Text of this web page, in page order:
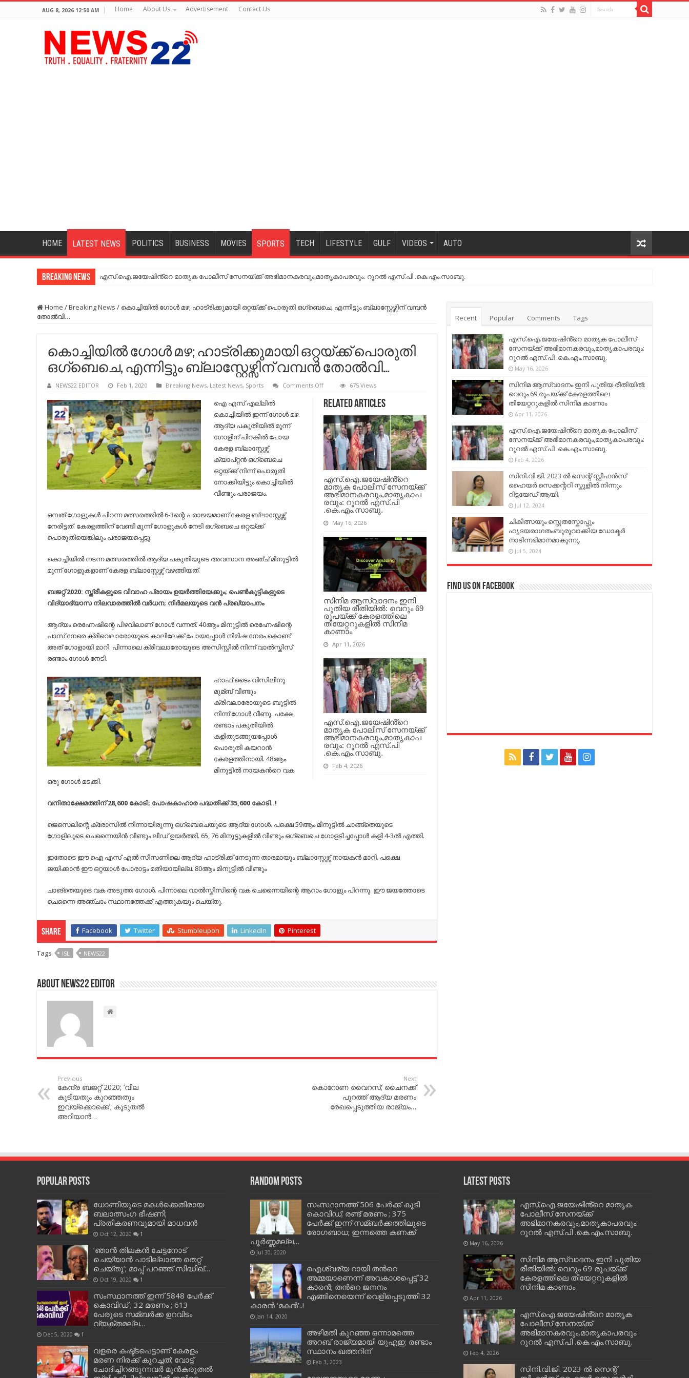
AUG 8, 2026 12:50 AM Home About Us Advertisement Contact Us
HOME LATEST NEWS POLITICS BUSINESS MOVIES SPORTS TECH LIFESTYLE GULF VIDEOS AUTO
Breaking News എസ്.ഐ.ജയേഷിൻ്റെ മാതൃക പോലീസ് സേനയ്ക്ക് അഭിമാനകരവും,മാതൃകാപരവും: റൂറൽ എസ്.പി .കെ.എം.സാബു.
Home /Breaking News / കൊച്ചിയില്‍ ഗോള്‍ മഴ; ഹാട്രിക്കുമായി ഒറ്റയ്ക്ക് പൊരുതി ഒഗ്ബെചെ, എന്നിട്ടും ബ്ലാസ്റ്റേഴ്സിന് വമ്പന്‍
തോല്‍വി…
കൊച്ചിയില്‍ ഗോള്‍ മഴ; ഹാട്രിക്കുമായി ഒറ്റയ്ക്ക് പൊരുതി
ഒഗ്ബെചെ, എന്നിട്ടും ബ്ലാസ്റ്റേഴ്സിന് വമ്പന്‍ തോല്‍വി…
NEWS22 EDITOR Feb 1, 2020 Breaking News, Latest News, Sports Comments Offon
ഗോള്‍
മഴ;
ഹാട്രിക്കുമായി
ഒറ്റയ്ക്ക്
പൊരുതി
ഒഗ്ബെചെ,
എന്നിട്ടും
ബ്ലാസ്റ്റേഴ്സിന്
വമ്പന്‍
തോല്‍വി…
675 Views
Related Articles
എസ്.ഐ.ജയേഷിൻ്റെ
മാതൃക പോലീസ് സേനയ്ക്ക്
അഭിമാനകരവും,മാതൃകാപ
രവും: റൂറൽ എസ്.പി
.കെ.എം.സാബു.
May 16, 2026
സിനിമ ആസ്വാദനം ഇനി
പുതിയ രീതിയിൽ: വെറും 69
രൂപയ്ക്ക് കേരളത്തിലെ
തിയേറ്ററുകളിൽ സിനിമ
കാണാം
Apr 11, 2026
എസ്.ഐ.ജയേഷിൻ്റെ
മാതൃക പോലീസ് സേനയ്ക്ക്
അഭിമാനകരവും,മാതൃകാപ
രവും: റൂറൽ എസ്.പി
.കെ.എം.സാബു.
Feb 4, 2026
ഐ എസ് എല്ലില്‍
കൊച്ചിയില്‍ ഇന്ന് ഗോള്‍ മഴ.
ആദ്യ പകുതിയില്‍ മൂന്ന്
ഗോളിന് പിറകില്‍ പോയ
കേരള ബ്ലാസ്റ്റേഴ്സ്
ക്യാപ്റ്റന്‍ ഒഗ്ബെചെ
ഒറ്റയ്ക്ക് നിന്ന് പൊരുതി
നോക്കിയിട്ടും കൊച്ചിയില്‍
വീണ്ടും പരാജയം.
ഒമ്പത് ഗോളുകള്‍ പിറന്ന മത്സരത്തില്‍ 6-3ന്റെ പരാജയമാണ് കേരള ബ്ലാസ്റ്റേഴ്സ്
നേരിട്ടത്. കേരളത്തിന് വേണ്ടി മൂന്ന് ഗോളുകള്‍ നേടി ഒഗ്ബെചെ ഒറ്റയ്ക്ക്
പൊരുതിയെങ്കിലും പരാജയപ്പെട്ടു.
കൊച്ചിയില്‍ നടന്ന മത്സരത്തില്‍ ആദ്യ പകുതിയുടെ അവസാന അഞ്ച് മിനുട്ടില്‍
മൂന്ന് ഗോളുകളാണ് കേരള ബ്ലാസ്റ്റേഴ്സ് വഴങ്ങിയത്.
ബജറ്റ് 2020: സ്ത്രീകളുടെ വിവാഹ പ്രായം ഉയര്‍ത്തിയേക്കും; പെണ്‍കുട്ടികളുടെ
വിദ്യാഭ്യാസ നിലവാരത്തില്‍ വര്‍ധന; നിര്‍മലയുടെ വന്‍ പ്രഖ്യാപനം
ആദ്യം രെഹ്നേഷിന്റെ പിഴവിലാണ് ഗോള്‍ വന്നത്. 40ആം മിനുട്ടില്‍ രെഹ്നേഷിന്റെ
പാസ് നേരെ ക്രിവെലാരോയുടെ കാലിലേക്ക് പോയപ്പോള്‍ നിമിഷ നേരം കൊണ്ട്
അത് ഗോളായി മാറി. പിന്നാലെ ക്രിവലാരോയുടെ അസിസ്റ്റില്‍ നിന്ന് വാല്‍സ്കിസ്
രണ്ടാം ഗോള്‍ നേടി.
ഹാഫ് ടൈം വിസിലിനു
മുമ്ബ് വീണ്ടും
ക്രിവലാരോയുടെ ബൂട്ടില്‍
നിന്ന് ഗോള്‍ വീണു. പക്ഷേ,
രണ്ടാം പകുതിയില്‍
കളിതുടങ്ങുയപ്പോള്‍
പൊരുതി കയറാന്‍
കേരളത്തിനായി. 48ആം
മിനുട്ടില്‍ നായകന്‍റെ വക
ഒരു ഗോള്‍ മടക്കി.
വനിതാക്ഷേമത്തിന് 28,600 കോടി; പോഷകാഹാര പദ്ധതിക്ക്​ 35,600 കോടി..!
ജെസെലിന്റെ ക്രോസില്‍ നിന്നായിരുന്നു ഒഗ്ബെചെയുടെ ആദ്യ ഗോള്‍. പക്ഷെ 59ആം മിനുട്ടില്‍ ചാങ്ങ്തെയുടെ
ഗോളിലൂടെ ചെന്നൈയിന്‍ വീണ്ടും ലീഡ് ഉയര്‍ത്തി. 65, 76 മിനുട്ടുകളില്‍ വീണ്ടും ഒഗ്ബെചെ ഗോളടിച്ചപ്പോള്‍ കളി 4-3ല്‍ എത്തി.
ഇതോടെ ഈ ഐ എസ് എല്‍ സീസണിലെ ആദ്യ ഹാട്രിക്ക് നേടുന്ന താരമായും ബ്ലാസ്റ്റേഴ്സ് നായകന്‍ മാറി. പക്ഷെ
ജയിക്കാന്‍ ഈ ഒറ്റയാള്‍ പോരാട്ടം മതിയായില്ല. 80ആം മിനുട്ടില്‍ വീണ്ടും
ചാങ്തെയുടെ വക അടുത്ത ഗോള്‍. പിന്നാലെ വാല്‍സ്കിസിന്റെ വക ചെന്നൈയിന്റെ ആറാം ഗോളും പിറന്നു. ഈ ജയത്തോടെ
ചെന്നൈ അഞ്ചാം സ്ഥാനത്തേക്ക് എത്തുകയും ചെയ്തു.
Share Facebook Twitter Stumbleupon LinkedIn Pinterest
Tags ISL NEWS22
About NEWS22 EDITOR
Previous
കേന്ദ്ര ബജറ്റ് 2020; ‘വില
കൂടിയതും കുറഞ്ഞതും
ഇവയ്ക്കൊക്കെ’; കൂടുതല്‍
അറിയാന്‍…
Next
കൊറോണ വൈറസ്; ചൈനക്ക്
പുറത്ത് ആദ്യ മരണം
രേഖപ്പെടുത്തിയ രാജ്യം…
Recent Popular Comments Tags
എസ്.ഐ.ജയേഷിൻ്റെ മാതൃക പോലീസ്
സേനയ്ക്ക് അഭിമാനകരവും,മാതൃകാപരവും:
റൂറൽ എസ്.പി .കെ.എം.സാബു.
May 16, 2026
സിനിമ ആസ്വാദനം ഇനി പുതിയ രീതിയിൽ:
വെറും 69 രൂപയ്ക്ക് കേരളത്തിലെ
തിയേറ്ററുകളിൽ സിനിമ കാണാം
Apr 11, 2026
എസ്.ഐ.ജയേഷിൻ്റെ മാതൃക പോലീസ്
സേനയ്ക്ക് അഭിമാനകരവും,മാതൃകാപരവും:
റൂറൽ എസ്.പി .കെ.എം.സാബു.
Feb 4, 2026
സിനി.വി.ജി. 2023 ൽ സെന്റ് സ്റ്റീഫൻസ്
ഹൈയർ സെക്കന്ററി സ്കൂളിൽ നിന്നും
റിട്ടയേഡ് ആയി.
Jul 12, 2024
ചികിത്സയും സ്റ്റെതസ്കോപ്പും
ഹൃദയരാഗതംബുരുവാക്കിയ ഡോക്ടർ
നാടിന്നഭിമാനമാകുന്നു.
Jul 5, 2024
Find us on Facebook
Popular Posts
ധോണിയുടെ മകള്‍ക്കെതിരായ
ബലാത്സംഗ ഭീഷണി;
പ്രതികരണവുമായി മാധവന്‍
Oct 12, 2020 1
‘ഞാന്‍ തിലകന്‍ ചേട്ടനോട്
ചെയ്യാന്‍ പാടില്ലാത്ത തെറ്റ്
ചെയ്തു’; മാപ്പ് പറഞ്ഞ് സിദ്ധിഖ്…
Oct 19, 2020 1
സംസ്ഥാനത്ത് ഇന്ന് 5848 പേര്‍ക്ക്
കൊവി‌ഡ് ; 32 മരണം ; 613
പേരുടെ സമ്ബര്‍ക്ക ഉറവിടം
വ്യക്തമല്ല…
Dec 5, 2020 1
വളരെ കഷ്ട്ടപെട്ടാണ് കേരളം
മരണ നിരക്ക് കുറച്ചത്; വോട്ട്
ചോദിച്ചിറങ്ങുന്നവർ മുൻകരുതൽ
Random Posts
സംസ്ഥാനത്ത് 506 പേര്‍ക്ക് കൂടി
കൊവിഡ്; രണ്ട് മരണം ; 375
പേര്‍ക്ക് ഇന്ന് സമ്ബര്‍ക്കത്തിലൂടെ
രോഗബാധ; ഇന്നത്തെ കണക്ക്
പൂര്‍ണ്ണമല്ല…
Jul 30, 2020
ഐശ്വര്യ റായി തന്‍റെ
അമ്മയാണെന്ന് അവകാശപ്പെട്ട് 32
കാരന്‍; തന്‍റെ ജനനം
എങ്ങിനെയെന്ന് വെളിപ്പെടുത്തി 32
കാരന്‍ ‘മകന്‍’..!
Jan 14, 2020
അഴിമതി കുറഞ്ഞ ഒന്നാമത്തെ
അറബ് രാജ്യമായി യുഎഇ; രണ്ടാം
സ്ഥാനം ഖത്തറിന്
Feb 3, 2023
Latest Posts
എസ്.ഐ.ജയേഷിൻ്റെ മാതൃക
പോലീസ് സേനയ്ക്ക്
അഭിമാനകരവും,മാതൃകാപരവും:
റൂറൽ എസ്.പി .കെ.എം.സാബു.
May 16, 2026
സിനിമ ആസ്വാദനം ഇനി പുതിയ
രീതിയിൽ: വെറും 69 രൂപയ്ക്ക്
കേരളത്തിലെ തിയേറ്ററുകളിൽ
സിനിമ കാണാം
Apr 11, 2026
എസ്.ഐ.ജയേഷിൻ്റെ മാതൃക
പോലീസ് സേനയ്ക്ക്
അഭിമാനകരവും,മാതൃകാപരവും:
റൂറൽ എസ്.പി .കെ.എം.സാബു.
Feb 4, 2026
സിനി.വി.ജി. 2023 ൽ സെന്റ്